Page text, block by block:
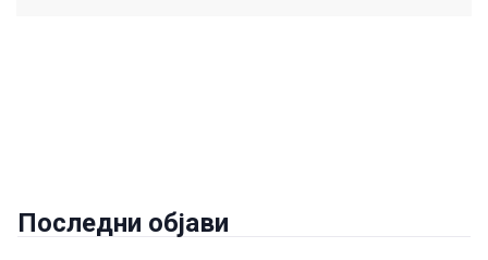
Последни објави